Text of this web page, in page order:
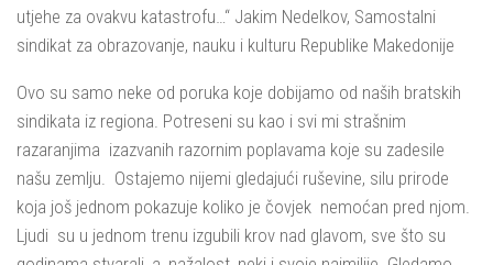
utjehe za ovakvu katastrofu…“ Jakim Nedelkov, Samostalni
sindikat za obrazovanje, nauku i kulturu Republike Makedonije
Ovo su samo neke od poruka koje dobijamo od naših bratskih
sindikata iz regiona. Potreseni su kao i svi mi strašnim
razaranjima izazvanih razornim poplavama koje su zadesile
našu zemlju. Ostajemo nijemi gledajući ruševine, silu prirode
koja još jednom pokazuje koliko je čovjek nemoćan pred njom.
Ljudi su u jednom trenu izgubili krov nad glavom, sve što su